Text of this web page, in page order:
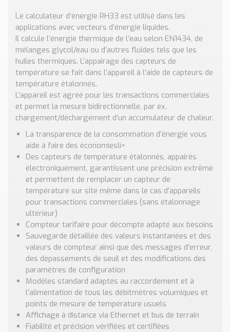
Calculateur maintien en température
Calculateur Chauffage/Liquide/Gaz
Blog
Nos Réalisations
Conseils et Actualités
Catalogue des essentiels pour les brasseries et micro-
brasseries
Contact & Devis
Devis, Tarifs, Renseignements techniques
Le calculateur d’énergie RH33 est utilisé dans les
applications avec vecteurs d’énergie liquides.
Il calcule l’énergie thermique de l’eau selon EN1434, de
mélanges glycol/eau ou d’autres fluides tels que les
huiles thermiques. L’appairage des capteurs de
température se fait dans l’appareil à l’aide de capteurs de
température étalonnés.
L’appareil est agréé pour les transactions commerciales
et permet la mesure bidirectionnelle, par ex.
chargement/déchargement d’un accumulateur de chaleur.
La transparence de la consommation d’énergie vous
aide à faire des économiesli>
Des capteurs de température étalonnés, appairés
électroniquement, garantissent une précision extrême
et permettent de remplacer un capteur de
température sur site même dans le cas d’appareils
pour transactions commerciales (sans étalonnage
ultérieur)
Compteur tarifaire pour décompte adapté aux besoins
Sauvegarde détaillée des valeurs instantanées et des
valeurs de compteur ainsi que des messages d’erreur,
des dépassements de seuil et des modifications des
paramètres de configuration
Modèles standard adaptés au raccordement et à
l’alimentation de tous les débitmètres volumiques et
points de mesure de température usuels
Affichage à distance via Ethernet et bus de terrain
Fiabilité et précision vérifiées et certifiées